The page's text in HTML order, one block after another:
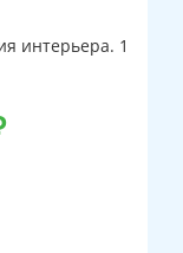
интерьера. 1